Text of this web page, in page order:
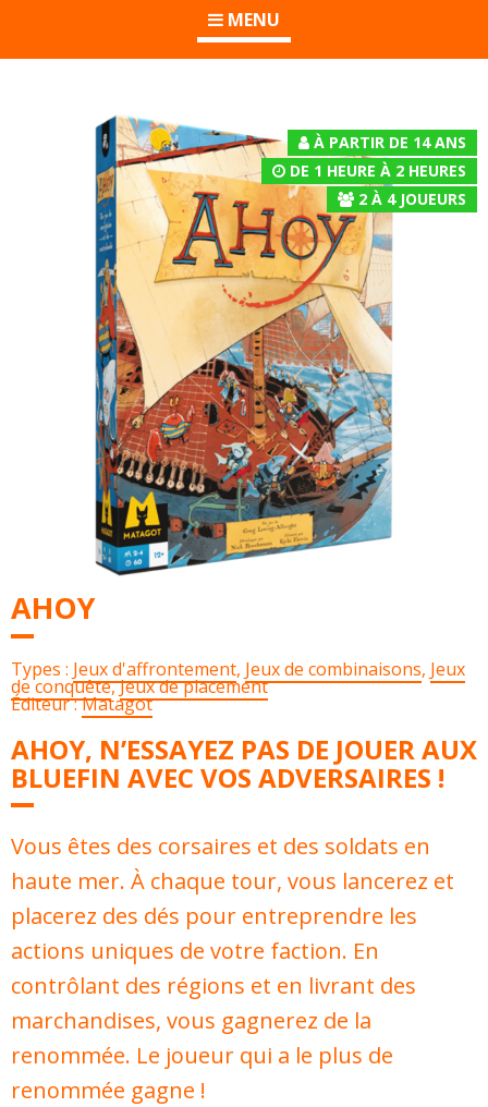
MENU
À PARTIR DE 14 ANS
DE 1 HEURE À 2 HEURES
2 À 4JOUEURS
AHOY
Types : Jeux d'affrontement, Jeux de combinaisons, Jeux
de conquête,Jeux de placement
Éditeur :Matagot
AHOY, N’ESSAYEZ PAS DE JOUER AUX
BLUEFIN AVEC VOS ADVERSAIRES !
Vous êtes des corsaires et des soldats en
haute mer. À chaque tour, vous lancerez et
placerez des dés pour entreprendre les
actions uniques de votre faction. En
contrôlant des régions et en livrant des
marchandises, vous gagnerez de la
renommée. Le joueur qui a le plus de
renommée gagne !